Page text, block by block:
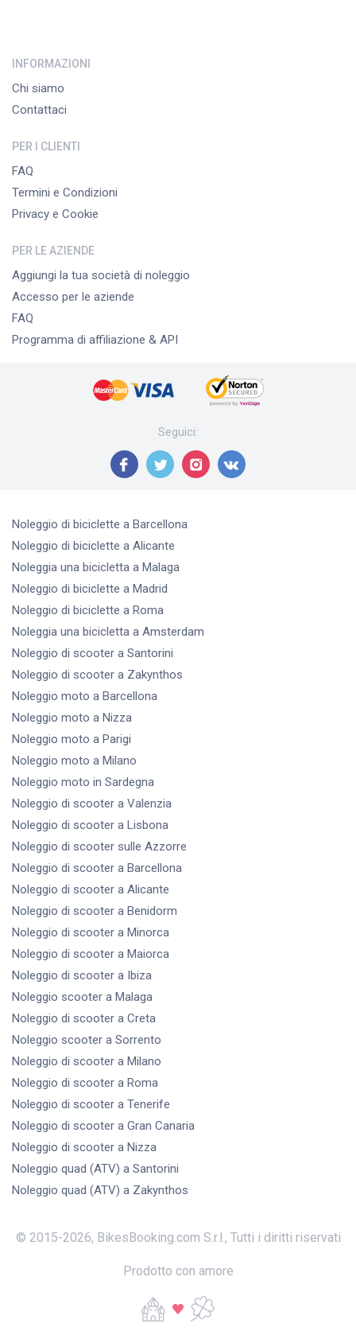
INFORMAZIONI
Chi siamo
Contattaci
PER I CLIENTI
FAQ
Termini e Condizioni
Privacy e Cookie
PER LE AZIENDE
Aggiungi la tua società di noleggio
Accesso per le aziende
FAQ
Programma di affiliazione & API
Seguici:
Noleggio di biciclette a Barcellona
Noleggio di biciclette a Alicante
Noleggia una bicicletta a Malaga
Noleggio di biciclette a Madrid
Noleggio di biciclette a Roma
Noleggia una bicicletta a Amsterdam
Noleggio di scooter a Santorini
Noleggio di scooter a Zakynthos
Noleggio moto a Barcellona
Noleggio moto a Nizza
Noleggio moto a Parigi
Noleggio moto a Milano
Noleggio moto in Sardegna
Noleggio di scooter a Valenzia
Noleggio di scooter a Lisbona
Noleggio di scooter sulle Azzorre
Noleggio di scooter a Barcellona
Noleggio di scooter a Alicante
Noleggio di scooter a Benidorm
Noleggio di scooter a Minorca
Noleggio di scooter a Maiorca
Noleggio di scooter a Ibiza
Noleggio scooter a Malaga
Noleggio di scooter a Creta
Noleggio scooter a Sorrento
Noleggio di scooter a Milano
Noleggio di scooter a Roma
Noleggio di scooter a Tenerife
Noleggio di scooter a Gran Canaria
Noleggio di scooter a Nizza
Noleggio quad (ATV) a Santorini
Noleggio quad (ATV) a Zakynthos
© 2015-2026, BikesBooking.com S.r.l., Tutti i diritti riservati
Prodotto con amore